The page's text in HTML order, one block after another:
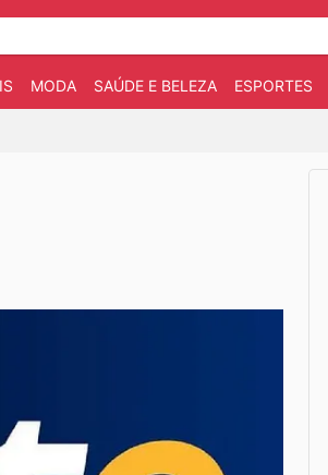
MODA SAÚDE E BELEZA ESPORTES